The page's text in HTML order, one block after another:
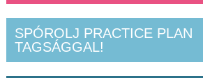
SPÓROLJ PRACTICE PLAN
TAGSÁGGAL!